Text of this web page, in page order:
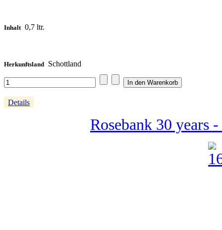
Inhalt 0,7 ltr.
Herkunftsland Schottland
Details
Rosebank 30 years